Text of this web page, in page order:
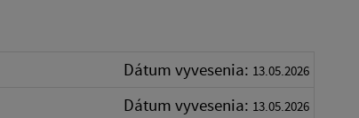
Dátum vyvesenia: 13.05.2026
Dátum vyvesenia: 13.05.2026